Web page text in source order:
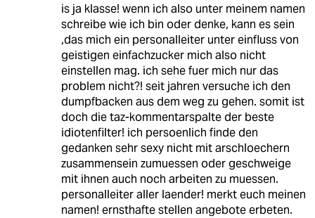
is ja klasse! wenn ich also unter meinem namen
schreibe wie ich bin oder denke, kann es sein
,das mich ein personalleiter unter einfluss von
geistigen einfachzucker mich also nicht
einstellen mag. ich sehe fuer mich nur das
problem nicht?! seit jahren versuche ich den
dumpfbacken aus dem weg zu gehen. somit ist
doch die taz-kommentarspalte der beste
idiotenfilter! ich persoenlich finde den
gedanken sehr sexy nicht mit arschloechern
zusammensein zumuessen oder geschweige
mit ihnen auch noch arbeiten zu muessen.
personalleiter aller laender! merkt euch meinen
namen! ernsthafte stellen angebote erbeten.